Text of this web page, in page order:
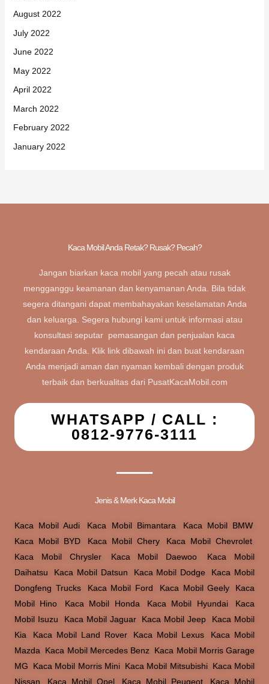
August 2022
July 2022
June 2022
May 2022
April 2022
March 2022
February 2022
January 2022
Kaca Mobil Anda Retak? Rusak? Pecah?
Jangan biarkan kaca mobil yang pecah atau rusak
mengganggu keamanan dan kenyamanan Anda. Bila tidak
segera ditangani dapat membahayakan keselamatan Anda
dan keluarga. Segera hubungi kami untuk informasi atau
konsultasi seputar pemasangan dan penjualan kaca
kendaraan Anda. Klik link dibawah ini dan buat kendaraan
Anda menjadi aman dan nyaman kembali dengan produk
terbaik dan berkualitas dari PusatKacaMobil.com
WHATSAPP / CALL :
0812-9776-3111
Jenis & Merk Kaca Mobil
Kaca Mobil Audi Kaca Mobil Bimantara Kaca Mobil BMW,
Kaca Mobil BYD
Kaca Mobil Chery, Kaca Mobil Chevrolet
Kaca Mobil Chrysler, Kaca Mobil Daewoo
Kaca Mobil
Daihatsu
Kaca Mobil Datsun Kaca Mobil Dodge
Kaca Mobil
Dongfeng Trucks, Kaca Mobil Ford Kaca Mobil Geely, Kaca
Mobil Hino
Kaca Mobil Honda Kaca Mobil Hyundai, Kaca
Mobil Isuzu
Kaca Mobil Jaguar, Kaca Mobil Jeep
Kaca Mobil
Kia
Kaca Mobil Land Rover, Kaca Mobil Lexus
Kaca Mobil
Mazda
Kaca Mobil Mercedes Benz Kaca Mobil Morris Garage
MG
Kaca Mobil Morris Mini, Kaca Mobil Mitsubishi, Kaca Mobil
Nissan
Kaca Mobil Opel Kaca Mobil Peugeot Kaca Mobil